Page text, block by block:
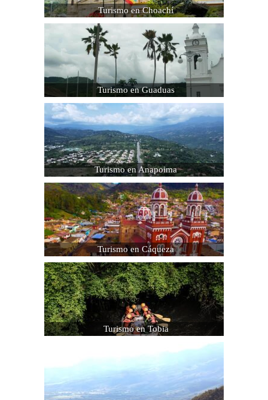
Turismo en Choachí
Turismo en Guaduas
Turismo en Anapoima
Turismo en Cáqueza
Turismo en Tobia